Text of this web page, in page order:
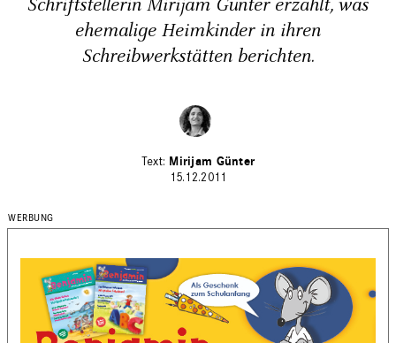
Schriftstellerin Mirijam Günter erzählt, was
ehemalige Heimkinder in ihren
Schreibwerkstätten berichten.
Mirijam Günter
15.12.2011